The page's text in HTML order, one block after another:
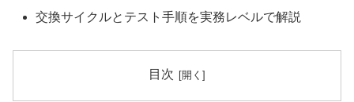
交換サイクルとテスト手順を実務レベルで解説
目次